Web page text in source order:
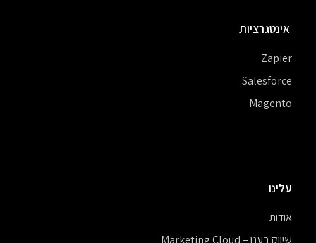
אינטגרציות
Zapier
Salesforce
Magento
עלינו
אודות
שיווק בענן – Marketing Cloud